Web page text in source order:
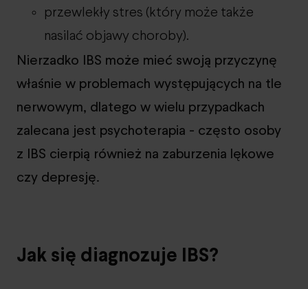
przewlekły stres (który może także
nasilać objawy choroby).
Nierzadko IBS może mieć swoją przyczynę
właśnie w problemach występujących na tle
nerwowym, dlatego w wielu przypadkach
zalecana jest psychoterapia - często osoby
z IBS cierpią również na zaburzenia lękowe
czy depresję.
Jak się diagnozuje IBS?